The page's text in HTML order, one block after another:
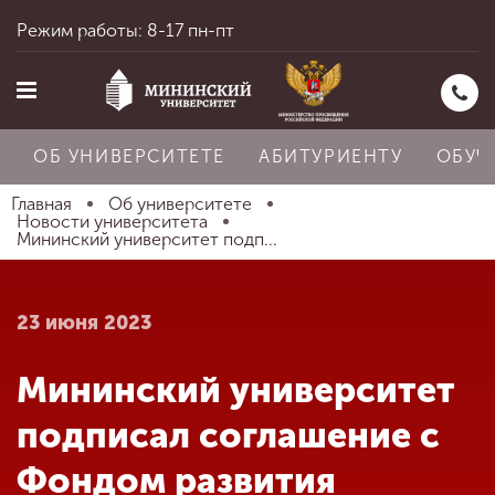
Главная
Абитуриенту
Режим работы: 8-17 пн-пт
ОБ УНИВЕРСИТЕТЕ АБИТУРИЕНТУ
Главная
Об университете
Новости университета
Мининский университет подп...
23 июня 2023
Мининский университет
подписал соглашение с
Фондом развития